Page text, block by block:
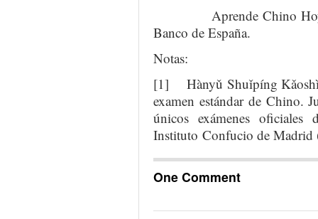
Aprende Chino Hoy. C/
Banco de España.
Notas:
[1] Hànyǔ Shuǐpíng Kǎoshì,
examen estándar de Chino.
únicos exámenes
Instituto Confucio de
One Comment